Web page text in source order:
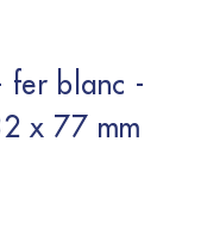
fer blanc -
x 77 mm